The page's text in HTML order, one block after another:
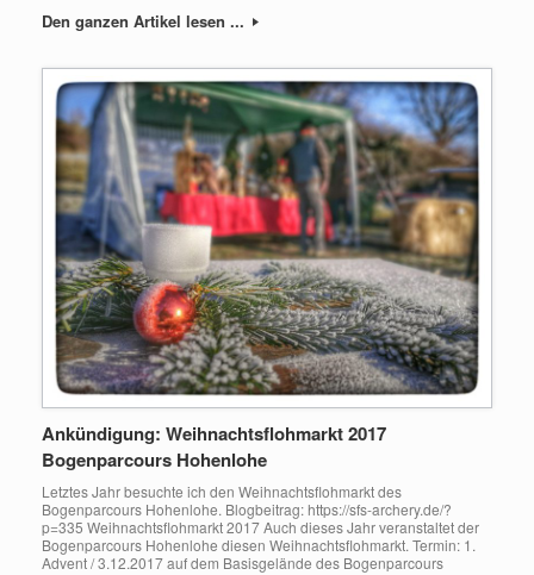
Den ganzen Artikel lesen ...
Ankündigung: Weihnachtsflohmarkt 2017
Bogenparcours Hohenlohe
Letztes Jahr besuchte ich den Weihnachtsflohmarkt des
Bogenparcours Hohenlohe. Blogbeitrag: https://sfs-archery.de/?
p=335 Weihnachtsflohmarkt 2017 Auch dieses Jahr veranstaltet der
Bogenparcours Hohenlohe diesen Weihnachtsflohmarkt. Termin: 1.
Advent / 3.12.2017 auf dem Basisgelände des Bogenparcours